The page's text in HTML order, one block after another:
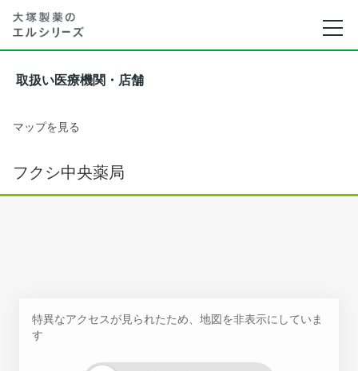
取扱い医療機関・店舗
マップを見る
フクシ中央薬局
特異なアクセスが見られたため、地図を非表示にしていま
す